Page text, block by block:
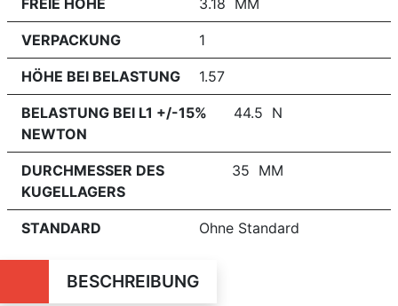
FREIE HÖHE 3.18 MM
VERPACKUNG 1
HÖHE BEI BELASTUNG 1.57
BELASTUNG BEI L1 +/-15%
NEWTON
44.5 N
DURCHMESSER DES
KUGELLAGERS
35 MM
STANDARD Ohne Standard
BESCHREIBUNG